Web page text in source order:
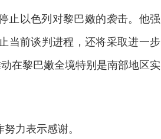
止以色列对黎巴嫩的袭击。他强
当前谈判进程，还将采取进一步
在黎巴嫩全境特别是南部地区实
力表示感谢。